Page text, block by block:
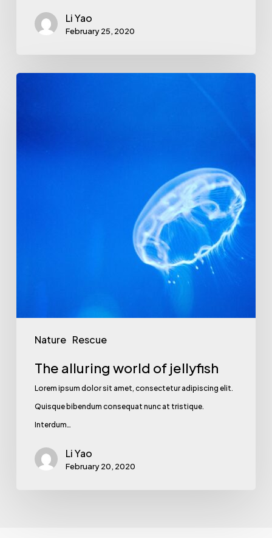
Li Yao
February 25, 2020
Nature Rescue
The alluring world of jellyfish
Lorem ipsum dolor sit amet, consectetur adipiscing elit.
Quisque bibendum consequat nunc at tristique.
Interdum…
Li Yao
February 20, 2020